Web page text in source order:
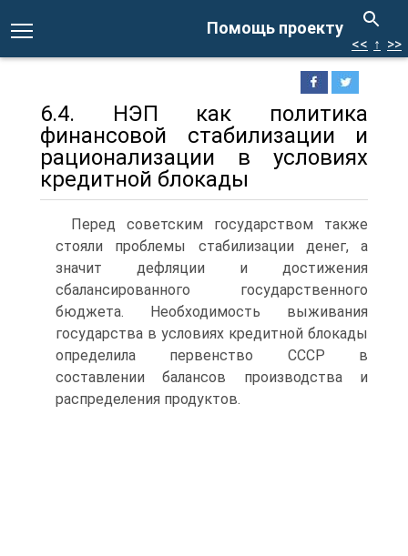
Помощь проекту
<< ↑ >>
6.4. НЭП как политика
финансовой стабилизации и
рационализации в условиях
кредитной блокады
Перед советским государством также
стояли проблемы стабилизации денег, а
значит дефляции и достижения
сбалансированного государственного
бюджета. Необходимость выживания
государства в условиях кредитной блокады
определила первенство СССР в
составлении балансов производства и
распределения продуктов.